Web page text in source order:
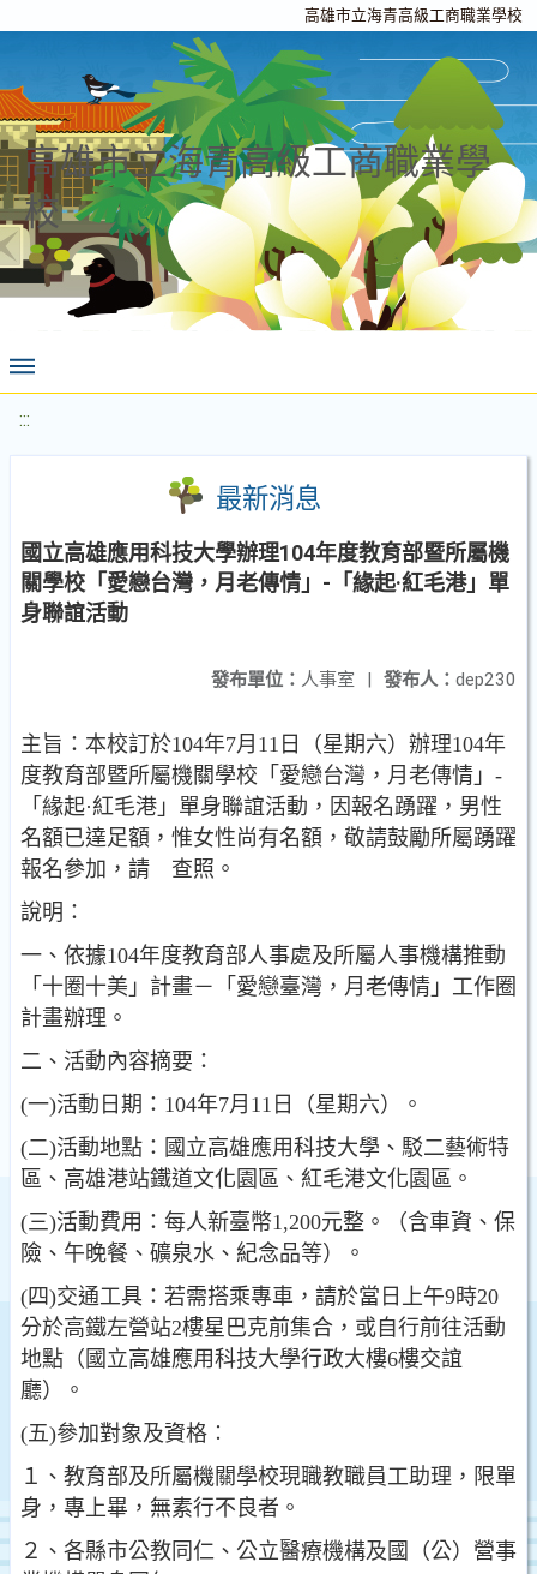
高雄市立海青高級工商職業學校
高雄市立海青高級工商職業學
校
:::
最新消息
國立高雄應用科技大學辦理104年度教育部暨所屬機
關學校「愛戀台灣，月老傳情」-「緣起·紅毛港」單
身聯誼活動
發布人： dep230
發布單位： 人事室 |
主旨：本校訂於104年7月11日（星期六）辦理104年
度教育部暨所屬機關學校「愛戀台灣，月老傳情」-
「緣起·紅毛港」單身聯誼活動，因報名踴躍，男性
名額已達足額，惟女性尚有名額，敬請鼓勵所屬踴躍
報名參加，請 查照。
說明：
一、依據104年度教育部人事處及所屬人事機構推動
「十圈十美」計畫－「愛戀臺灣，月老傳情」工作圈
計畫辦理。
二、活動內容摘要：
(一)活動日期：104年7月11日（星期六）。
(二)活動地點：國立高雄應用科技大學、駁二藝術特
區、高雄港站鐵道文化園區、紅毛港文化園區。
(三)活動費用：每人新臺幣1,200元整。（含車資、保
險、午晚餐、礦泉水、紀念品等）。
(四)交通工具：若需搭乘專車，請於當日上午9時20
分於高鐵左營站2樓星巴克前集合，或自行前往活動
地點（國立高雄應用科技大學行政大樓6樓交誼
廳）。
(五)參加對象及資格︰
１、教育部及所屬機關學校現職教職員工助理，限單
身，專上畢，無素行不良者。
２、各縣市公教同仁、公立醫療機構及國（公）營事